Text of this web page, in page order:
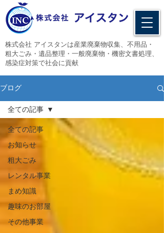
​株式会社 アイスタンは産業廃棄物収集、不用品・
粗大ごみ・遺品整理・一般廃棄物・機密文書処理、
感染症対策で社会に貢献
ブログ
全ての記事
お知らせ
粗大ごみ
レンタル事業
まめ知識
趣味のお部屋
その他事業
全ての記事